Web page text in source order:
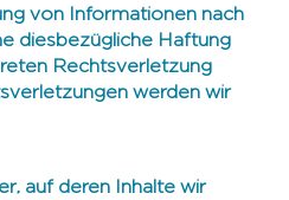
von Informationen nach
diesbezügliche Haftung
Rechtsverletzung
werden wir
auf deren Inhalte wir